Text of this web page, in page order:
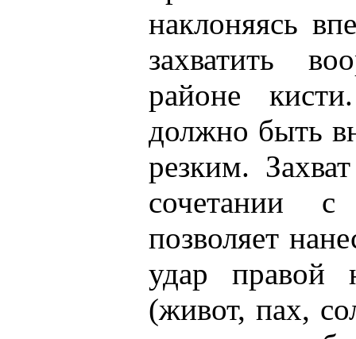
наклоняясь
захватить
районе
должно быть
резким.
сочетании
позволяет
удар правой
(живот, пах,